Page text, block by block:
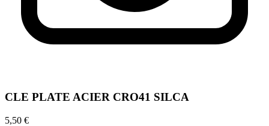
CLE PLATE ACIER CRO41 SILCA
5,50 €